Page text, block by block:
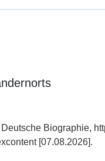
Biographie,
[07.08.2026].